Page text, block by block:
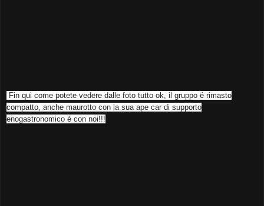
Fin qui come potete vedere dalle foto tutto ok, il gruppo é rimasto
compatto, anche maurotto con la sua ape car di supporto
enogastronomico é con noi!!!